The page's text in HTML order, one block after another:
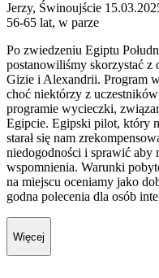
Jerzy, Świnoujście
56-65 lat, w parze
Po zwiedzeniu Egiptu
postanowiliśmy skorzystać
Gizie i Alexandrii. Program
choć niektórzy z
programie wycieczki,
Egipcie. Egipski pilot, który
starał się nam
niedogodności i sprawić aby
wspomnienia. Warunki
na miejscu oceniamy jako
godna polecenia dla osób
Więcej